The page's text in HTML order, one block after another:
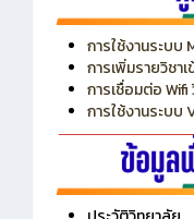
การใช้งานระบ
การเพิ่มรายวิชา
การเชื่อมต่อ
การใช้งานระบบ